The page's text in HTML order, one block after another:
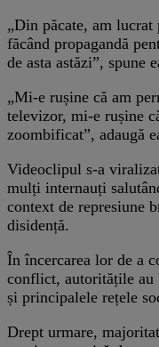
„Din păcate, am
făcând propagandă
de asta astăzi”, spune
„Mi-e rușine că am
televizor, mi-e rușine
zoombificat”, adaugă
Videoclipul s-a
mulți internauți
context de represiune
disidență.
În încercarea lor de a
conflict, autoritățile au
și principalele rețele
Drept urmare,